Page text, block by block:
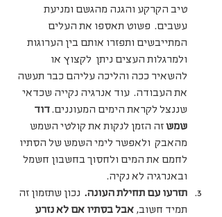
טיב הקרקע והגנה מהגשם ומניעת
עשבים.  פשוט תאספו את העלים
המתייבשים ותפזרו אותם בין הערוגות
ולמרגלות העצים ניתן  לקצוץ או
להשאיר ככה והליכה עליהם כבר תעשה
את העבודה.  עוד אנרגיה נקייה שכדאי
שננצל לקראת הימים המעוננים. דוד
שמש זה הזמן לנקות את קולטי השמש
מהאבק  ולאפשר לימי השמש של הסתיו
לחמם את המים ולחסוך בחשבון חשמל
ובאנרגיה לא נקיה.
תזרעו עם תחילת העונה. נכון שתזמון זה
תמיד חשוב, אבל בסתיו אם לא נזרע